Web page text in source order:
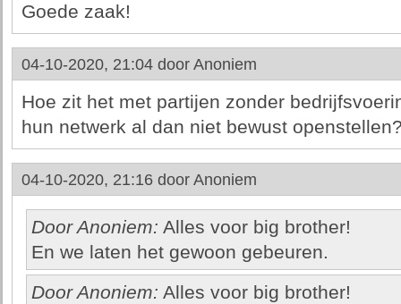
Goede zaak!
04-10-2020, 21:04 door Anoniem
Hoe zit het met partijen zonder
hun netwerk al dan niet bewust
04-10-2020, 21:16 door Anoniem
Door Anoniem: Alles voor big brother!
En we laten het gewoon gebeuren.
Door Anoniem: Alles voor big brother!